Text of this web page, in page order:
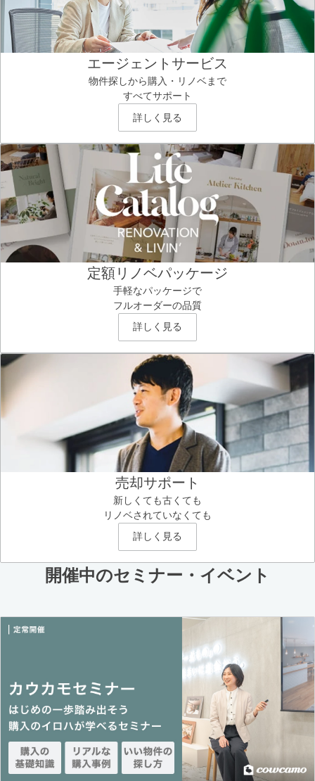
エージェントサービス
物件探しから購入・リノベまで
すべてサポート
詳しく見る
定額リノベパッケージ
手軽なパッケージで
フルオーダーの品質
詳しく見る
売却サポート
新しくても古くても
リノベされていなくても
詳しく見る
開催中のセミナー・イベント